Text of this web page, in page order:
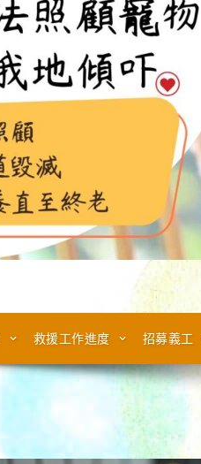
救援工作進度 招募義工